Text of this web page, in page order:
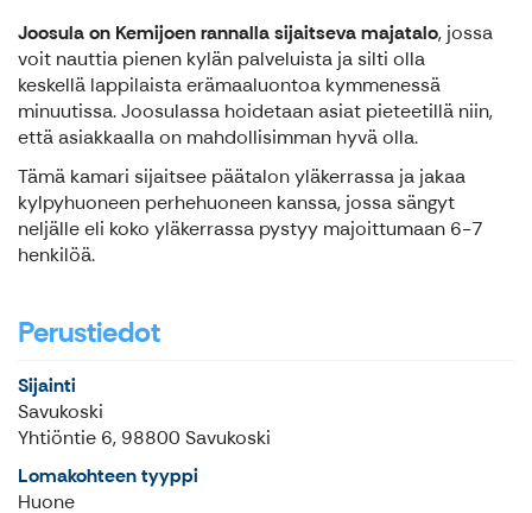
Joosulaon Kemijoen rannalla sijaitsevamajatalo, jossa
voit nauttia pienen kylän palveluista ja silti olla
keskellä lappilaista erämaaluontoa kymmenessä
minuutissa. Joosulassa hoidetaan asiat pieteetillä niin,
että asiakkaalla on mahdollisimman hyvä olla.
Tämä kamari sijaitsee päätalon yläkerrassa ja jakaa
kylpyhuoneen perhehuoneen kanssa, jossa sängyt
neljälle eli koko yläkerrassa pystyy majoittumaan 6-7
henkilöä.
Perustiedot
Sijainti
Savukoski
Yhtiöntie 6, 98800 Savukoski
Lomakohteen tyyppi
Huone